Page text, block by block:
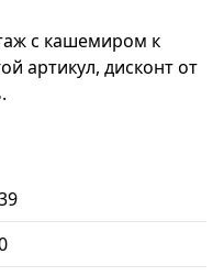
с кашемиром к
артикул, дисконт от